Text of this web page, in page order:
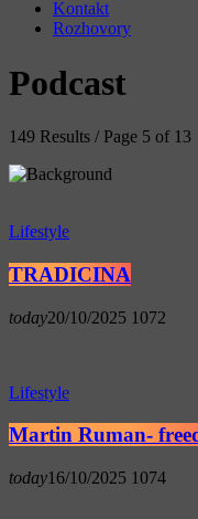
Kontakt
Rozhovory
Podcast
149 Results / Page 5 of 13
Lifestyle
TRADICINA
today20/10/2025 1072
Lifestyle
Martin Ruman-
today16/10/2025 1074